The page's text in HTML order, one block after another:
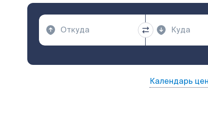
Календарь цен